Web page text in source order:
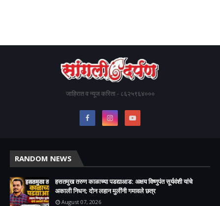
जाहिरात व न्यूज करिता - ८६२५९६४०००
RANDOM NEWS
हसतमुख तरुण काळाच्या पडद्याआड: अक्षय विष्णुपंत सूर्यवंशी यांचे
अकाली निधन; दोन लहान मुलींनी गमावले छत्र
August 07, 2026